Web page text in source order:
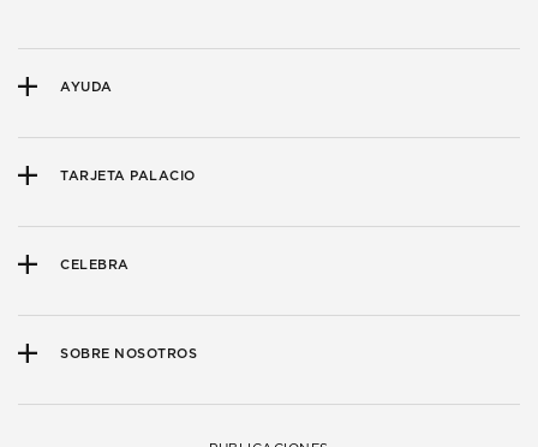
AYUDA
TARJETA PALACIO
CELEBRA
SOBRE NOSOTROS